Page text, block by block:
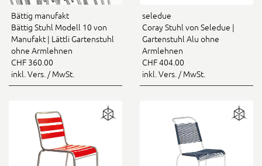
Bättig manufakt
Bättig Stuhl Modell 10 von
Manufakt | Lättli Gartenstuhl
ohne Armlehnen
CHF 360.00
inkl. Vers. / MwSt.
seledue
Coray Stuhl von Seledue |
Gartenstuhl Alu ohne
Armlehnen
CHF 404.00
inkl. Vers. / MwSt.